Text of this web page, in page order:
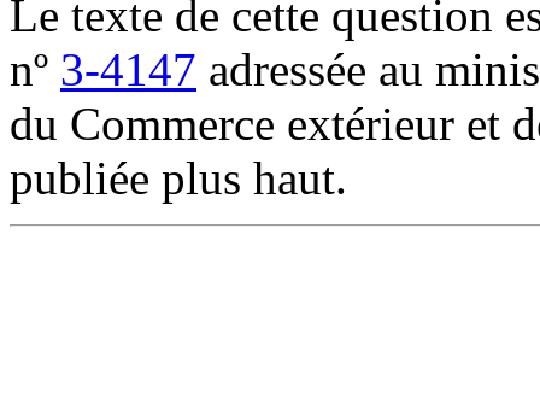
Le texte de cette question
nº 3-4147 adressée au
du Commerce extérieur et
publiée plus haut.